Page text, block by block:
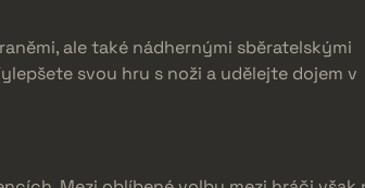
ale také nádhernými sběratelskými
svou hru s noži a udělejte dojem v